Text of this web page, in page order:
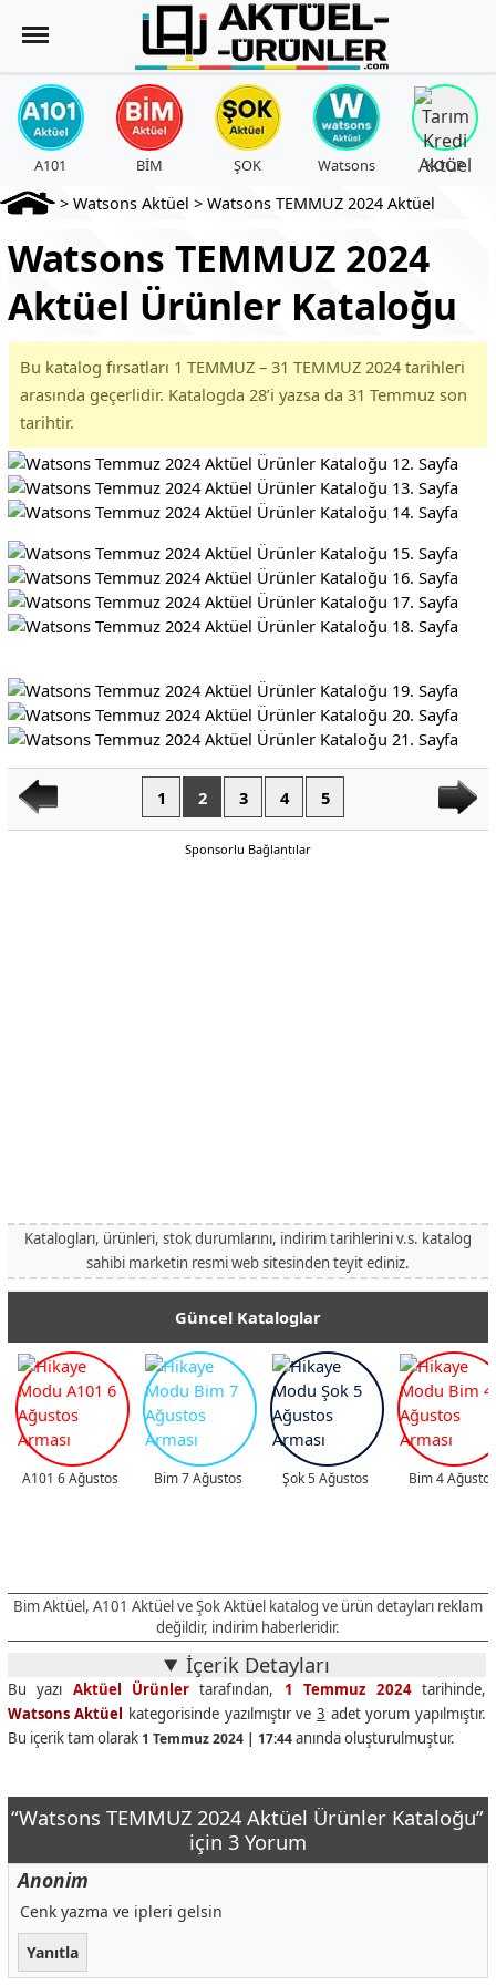
A101 BİM ŞOK Watsons KOOP
> Watsons Aktüel > Watsons TEMMUZ 2024 Aktüel
Watsons TEMMUZ 2024
Aktüel Ürünler Kataloğu
Bu katalog fırsatları 1 TEMMUZ – 31 TEMMUZ 2024 tarihleri
arasında geçerlidir. Katalogda 28’i yazsa da 31 Temmuz son
tarihtir.
1 2 3 4 5
Sponsorlu Bağlantılar
Katalogları, ürünleri, stok durumlarını, indirim tarihlerini v.s. katalog
sahibi marketin resmi web sitesinden teyit ediniz.
Güncel Kataloglar
A101 6 Ağustos Bim 7 Ağustos Şok 5 Ağustos Bim 4 Ağustos
Bim Aktüel, A101 Aktüel ve Şok Aktüel katalog ve ürün detayları reklam
değildir, indirim haberleridir.
İçerik Detayları
Bu yazı Aktüel Ürünlertarafından, 1 Temmuz 2024tarihinde,
Watsons Aktüel kategorisinde yazılmıştır ve3 adet yorum yapılmıştır.
Bu içerik tam olarak 1 Temmuz 2024 | 17:44anında oluşturulmuştur.
“Watsons TEMMUZ 2024 Aktüel Ürünler Kataloğu”
için 3 Yorum
Anonim
Cenk yazma ve ipleri gelsin
Yanıtla